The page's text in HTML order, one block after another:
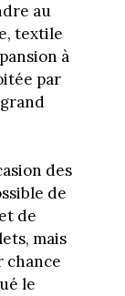
au
textile
à
par
des
de
de
mais
chance
le